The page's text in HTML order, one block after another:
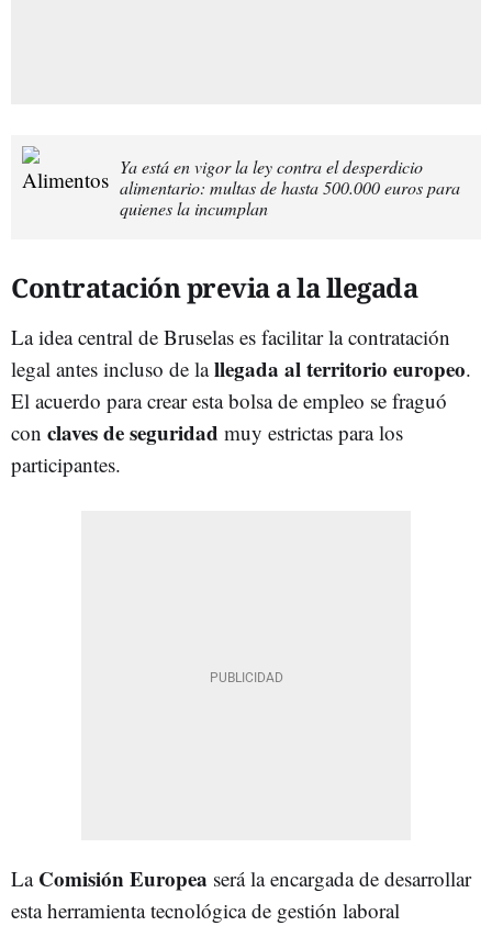
Ya está en vigor la ley contra el desperdicio
alimentario: multas de hasta 500.000 euros para
quienes la incumplan
Contratación previa a la llegada
La idea central de Bruselas es facilitar la contratación
legal antes incluso de lallegada al territorio europeo.
El acuerdo para crear esta bolsa de empleo se fraguó
con claves de seguridad muy estrictas para los
participantes.
La Comisión Europea será la encargada de desarrollar
esta herramienta tecnológica de gestión laboral